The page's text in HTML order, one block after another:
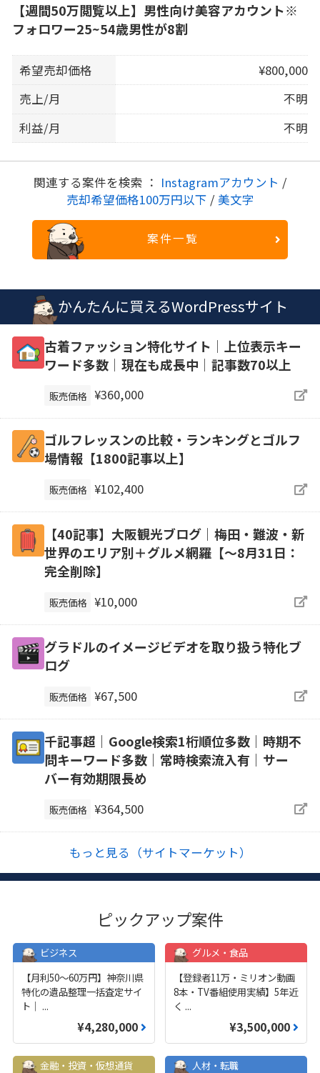
【週間50万閲覧以上】男性向け美容アカウント※
フォロワー25~54歳男性が8割
希望売却価格
¥800,000
売上/月
不明
利益/月
不明
関連する案件を検索 ： Instagramアカウント /
売却希望価格100万円以下 / 美文字
案件一覧
かんたんに買えるWordPressサイト
古着ファッション特化サイト│上位表示キー
ワード多数│現在も成長中│記事数70以上
販売価格 ¥360,000
ゴルフレッスンの比較・ランキングとゴルフ
場情報【1800記事以上】
販売価格 ¥102,400
【40記事】大阪観光ブログ｜梅田・難波・新
世界のエリア別＋グルメ網羅【～8月31日：
完全削除】
販売価格 ¥10,000
グラドルのイメージビデオを取り扱う特化ブ
ログ
販売価格 ¥67,500
千記事超｜Google検索1桁順位多数｜時期不
問キーワード多数｜常時検索流入有｜サー
バー有効期限長め
販売価格 ¥364,500
もっと見る（サイトマーケット）
ピックアップ案件
ビジネス
【月利50〜60万円】神奈川県
特化の遺品整理一括査定サイ
ト｜ ...
¥4,280,000
グルメ・食品
【登録者11万・ミリオン動画
8本・TV番組使用実績】5年近
く ...
¥3,500,000
金融・投資・仮想通貨
人材・転職